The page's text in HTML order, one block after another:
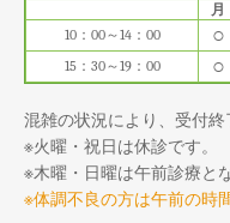
月
10：00～14：00
○
15：30～19：00 ○
混雑の状況により、受付終
※火曜・祝日は休診です。
※木曜・日曜は午前診療と
※体調不良の方は午前の時